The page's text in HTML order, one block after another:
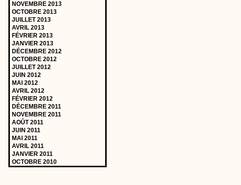
NOVEMBRE 2013
OCTOBRE 2013
JUILLET 2013
AVRIL 2013
FÉVRIER 2013
JANVIER 2013
DÉCEMBRE 2012
OCTOBRE 2012
JUILLET 2012
JUIN 2012
MAI 2012
AVRIL 2012
FÉVRIER 2012
DÉCEMBRE 2011
NOVEMBRE 2011
AOÛT 2011
JUIN 2011
MAI 2011
AVRIL 2011
JANVIER 2011
OCTOBRE 2010